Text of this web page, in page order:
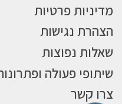
מדיניות פרטיות
הצהרת נגישות
שאלות נפוצות
שיתופי פעולה
צרו קשר